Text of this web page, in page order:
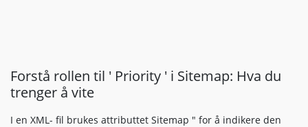
Forstå rollen til ' Priority ' i Sitemap: Hva du
trenger å vite
I en XML- fil brukes attributtet Sitemap " for å indikere den